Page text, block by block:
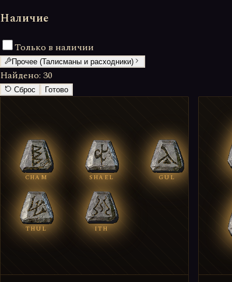
Наличие
Только в наличии
Прочее (Талисманы и расходники)
Найдено: 30
Сброс Готово
CHAM SHAEL GUL
THUL ITH